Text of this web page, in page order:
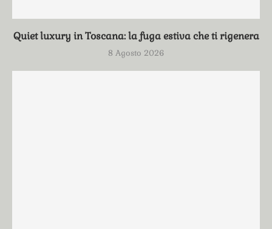
Quiet luxury in Toscana: la fuga estiva che ti rigenera
8 Agosto 2026